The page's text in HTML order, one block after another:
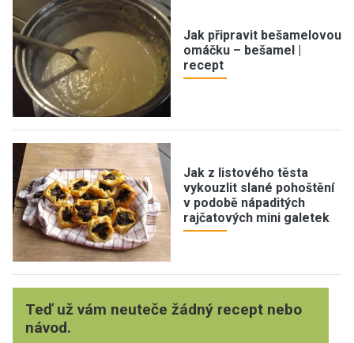
Jak připravit bešamelovou
omáčku – bešamel |
recept
Jak z listového těsta
vykouzlit slané pohoštění
v podobě nápaditých
rajčatových mini galetek
Teď už vám neuteče žádný recept nebo
návod.